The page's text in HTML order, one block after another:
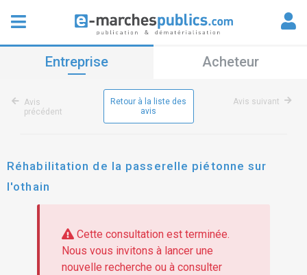
Entreprise Acheteur
Avis
précédent
Retour à la liste des
avis
Avis suivant
Réhabilitation de la passerelle piétonne sur
l'othain
Cette consultation est terminée.
Nous vous invitons à lancer une
nouvelle recherche ou à consulter